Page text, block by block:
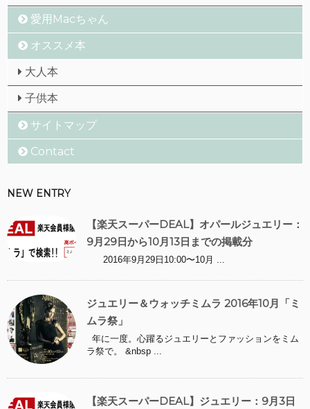
愛用Macちゃん
オススメ本
大人本
子供本
サイトマップ
Contact
NEW ENTRY
【楽天スーパーDEAL】オパールジュエリー：
9月29日から10月13日までの掲載分
2016年9月29日10:00〜10月 ...
ジュエリー＆ウォッチミムラ 2016年10月「ミ
ムラ祭」
年に一度。心躍るジュエリーとファッションをミム
ラ祭で。 &nbsp ...
【楽天スーパーDEAL】ジュエリー：9月3日